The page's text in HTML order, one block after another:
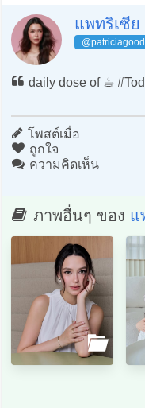
แพทริเซีย
@patriciagood
daily dose of ☕️
โพสต์เมื่อ
ถูกใจ
ความคิดเห็น
ภาพอื่นๆ ของ แ